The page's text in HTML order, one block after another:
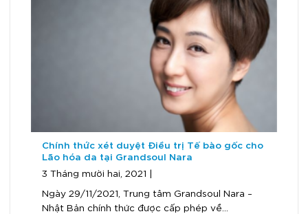
Chính thức xét duyệt Điều trị Tế bào gốc cho
Lão hóa da tại Grandsoul Nara
3 Tháng mười hai, 2021 |
Ngày 29/11/2021, Trung tâm Grandsoul Nara –
Nhật Bản chính thức được cấp phép về...